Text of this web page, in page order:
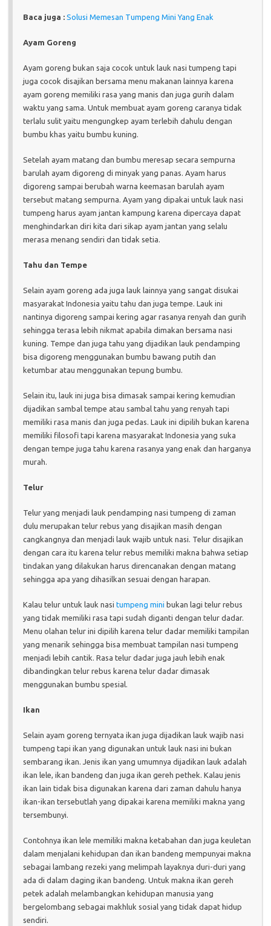
Baca juga : Solusi Memesan Tumpeng Mini Yang Enak
Ayam Goreng
Ayam goreng bukan saja cocok untuk lauk nasi tumpeng tapi
juga cocok disajikan bersama menu makanan lainnya karena
ayam goreng memiliki rasa yang manis dan juga gurih dalam
waktu yang sama. Untuk membuat ayam goreng caranya tidak
terlalu sulit yaitu mengungkep ayam terlebih dahulu dengan
bumbu khas yaitu bumbu kuning.
Setelah ayam matang dan bumbu meresap secara sempurna
barulah ayam digoreng di minyak yang panas. Ayam harus
digoreng sampai berubah warna keemasan barulah ayam
tersebut matang sempurna. Ayam yang dipakai untuk lauk nasi
tumpeng harus ayam jantan kampung karena dipercaya dapat
menghindarkan diri kita dari sikap ayam jantan yang selalu
merasa menang sendiri dan tidak setia.
Tahu dan Tempe
Selain ayam goreng ada juga lauk lainnya yang sangat disukai
masyarakat Indonesia yaitu tahu dan juga tempe. Lauk ini
nantinya digoreng sampai kering agar rasanya renyah dan gurih
sehingga terasa lebih nikmat apabila dimakan bersama nasi
kuning. Tempe dan juga tahu yang dijadikan lauk pendamping
bisa digoreng menggunakan bumbu bawang putih dan
ketumbar atau menggunakan tepung bumbu.
Selain itu, lauk ini juga bisa dimasak sampai kering kemudian
dijadikan sambal tempe atau sambal tahu yang renyah tapi
memiliki rasa manis dan juga pedas. Lauk ini dipilih bukan karena
memiliki filosofi tapi karena masyarakat Indonesia yang suka
dengan tempe juga tahu karena rasanya yang enak dan harganya
murah.
Telur
Telur yang menjadi lauk pendamping nasi tumpeng di zaman
dulu merupakan telur rebus yang disajikan masih dengan
cangkangnya dan menjadi lauk wajib untuk nasi. Telur disajikan
dengan cara itu karena telur rebus memiliki makna bahwa setiap
tindakan yang dilakukan harus direncanakan dengan matang
sehingga apa yang dihasilkan sesuai dengan harapan.
Kalau telur untuk lauk nasi tumpeng mini bukan lagi telur rebus
yang tidak memiliki rasa tapi sudah diganti dengan telur dadar.
Menu olahan telur ini dipilih karena telur dadar memiliki tampilan
yang menarik sehingga bisa membuat tampilan nasi tumpeng
menjadi lebih cantik. Rasa telur dadar juga jauh lebih enak
dibandingkan telur rebus karena telur dadar dimasak
menggunakan bumbu spesial.
Ikan
Selain ayam goreng ternyata ikan juga dijadikan lauk wajib nasi
tumpeng tapi ikan yang digunakan untuk lauk nasi ini bukan
sembarang ikan. Jenis ikan yang umumnya dijadikan lauk adalah
ikan lele, ikan bandeng dan juga ikan gereh pethek. Kalau jenis
ikan lain tidak bisa digunakan karena dari zaman dahulu hanya
ikan-ikan tersebutlah yang dipakai karena memiliki makna yang
tersembunyi.
Contohnya ikan lele memiliki makna ketabahan dan juga keuletan
dalam menjalani kehidupan dan ikan bandeng mempunyai makna
sebagai lambang rezeki yang melimpah layaknya duri-duri yang
ada di dalam daging ikan bandeng. Untuk makna ikan gereh
petek adalah melambangkan kehidupan manusia yang
bergelombang sebagai makhluk sosial yang tidak dapat hidup
sendiri.